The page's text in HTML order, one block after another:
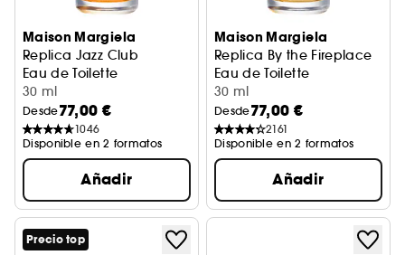
Maison Margiela
Replica Jazz Club
Eau de Toilette
30 ml
Desde77,00 €
1046
Disponible en 2 formatos
Añadir
Maison Margiela
Replica By the Fireplace
Eau de Toilette
30 ml
Desde77,00 €
2161
Disponible en 2 formatos
Añadir
Precio top